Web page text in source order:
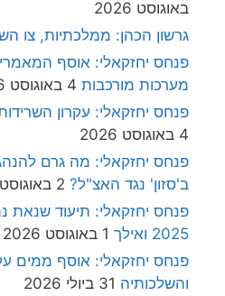
באוגוסט 2026
גרשון הכהן: ממלכתיות, צו
פנחס יחזקאלי: אוסף
מערכות מורכבות 4 באוגוסט 2026
פנחס יחזקאלי: עקרון
4 באוגוסט 2026
פנחס יחזקאלי: מה גרם
ב'סזון' נגד האצ"ל? 2 באוגוסט 2026
פנחס יחזקאלי: תיעוד שנאת
2025 ואילך
1 באוגוסט 2026
פנחס יחזקאלי: אוסף ממים
והשלכותיה 31 ביולי 2026